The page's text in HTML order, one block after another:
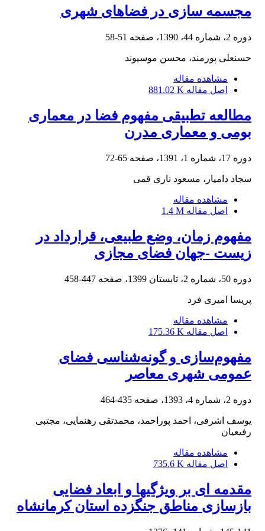
مجسمه سازی در فضاهای شهری
دوره 2، شماره 44، 1390، صفحه 51-58
حسنعلی پورمند، محسن موسیوند
مشاهده مقاله
اصل مقاله 881.02 K
مطالعه تطبیقی مفهوم فضا در معماری
بومی و معماری مدرن
دوره 17، شماره 1، 1391، صفحه 65-72
سجاد دامیار، مسعود ناری قمی
مشاهده مقاله
اصل مقاله 1.4 M
مفهوم زمان، وضع طبیعی، قرارداد در
زیست -جهان فضای مجازی
دوره 50، شماره 2، تابستان 1399، صفحه 447-458
پریسا امیری فرد
مشاهده مقاله
اصل مقاله 175.36 K
مفهوم‌سازی و گونه‌شناسی فضای
عمومی شهری معاصر
دوره 2، شماره 4، 1393، صفحه 435-464
یوسف اشرفی، احمد پوراحمد، محمدتقی رهنمایی، مجتبی
رفیعیان
مشاهده مقاله
اصل مقاله 735.6 K
مقدمه ای بر ویژگیها و ابعاد فضایی
بازسازی مناطق جنگزده استان کرمانشاه